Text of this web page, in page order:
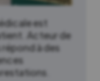
est
Acteur de
répond à des